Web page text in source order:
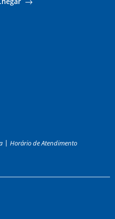
Horário de Atendimento